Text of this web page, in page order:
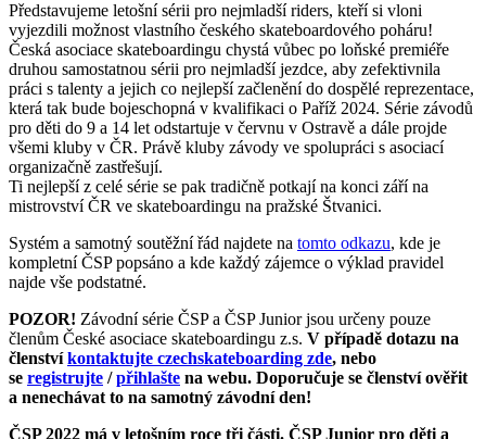
Představujeme letošní sérii pro nejmladší riders, kteří si vloni
vyjezdili možnost vlastního českého skateboardového poháru!
Česká asociace skateboardingu chystá vůbec po loňské premiéře
druhou samostatnou sérii pro nejmladší jezdce, aby zefektivnila
práci s talenty a jejich co nejlepší začlenění do dospělé reprezentace,
která tak bude bojeschopná v kvalifikaci o Paříž 2024. Série závodů
pro děti do 9 a 14 let odstartuje v červnu v Ostravě a dále projde
všemi kluby v ČR. Právě kluby závody ve spolupráci s asociací
organizačně zastřešují.
Ti nejlepší z celé série se pak tradičně potkají na konci září na
mistrovství ČR ve skateboardingu na pražské Štvanici.
Systém a samotný soutěžní řád najdete na tomto odkazu, kde je
kompletní ČSP popsáno a kde každý zájemce o výklad pravidel
najde vše podstatné.
POZOR! Závodní série ČSP a ČSP Junior jsou určeny pouze
členům České asociace skateboardingu z.s. V případě dotazu na
členstvíkontaktujte czechskateboarding zde, nebo
se registrujte /přihlašte na webu. Doporučuje se členství ověřit
a nenechávat to na samotný závodní den!
ČSP 2022 má v letošním roce tři části. ČSP Junior pro děti a